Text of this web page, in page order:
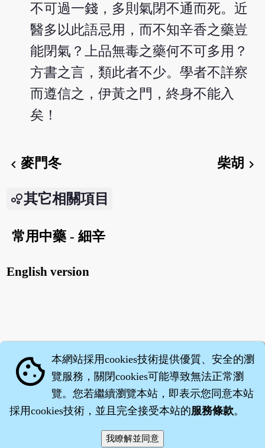
不可過一錢，多則氣閉不通而死。近
醫多以此語忌用，而不知辛香之藥豈
能閉氣？上品無毒之藥何不可多用？
方書之言，類此者不少。學者不詳察
而遵信之，伊黃之門，終身不能入
矣！
chevron_left麥門冬 柴胡 chevron_right
其它相關項目
常用中藥 - 細辛
English version
‧沈藥子©2008～2026
cookie 本網站採用cookies技術提供優質、安全的瀏
覽服務，關閉cookies可能導致無法正常瀏
覽。您若繼續瀏覽本站，即表示您同意本站
採用cookies技術，並且完全接受本站的服務條款。